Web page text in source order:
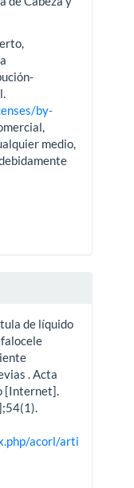
by-
medio,
de líquido
. Acta
[Internet].
acorl/arti